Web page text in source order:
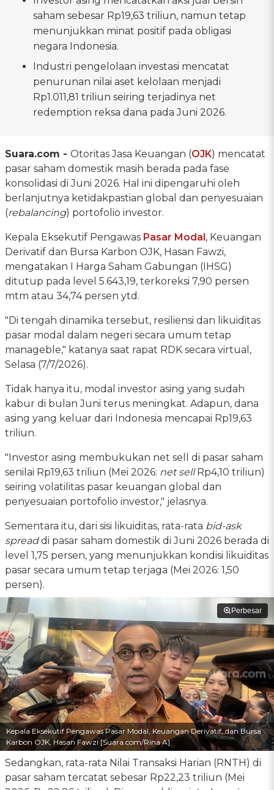
saham sebesar Rp19,63 triliun, namun tetap
menunjukkan minat positif pada obligasi
negara Indonesia.
Industri pengelolaan investasi mencatat
penurunan nilai aset kelolaan menjadi
Rp1.011,81 triliun seiring terjadinya net
redemption reksa dana pada Juni 2026.
Suara.com - Otoritas Jasa Keuangan (OJK) mencatat
pasar saham domestik masih berada pada fase
konsolidasi di Juni 2026. Hal ini dipengaruhi oleh
berlanjutnya ketidakpastian global dan penyesuaian
(rebalancing) portofolio investor.
Kepala Eksekutif Pengawas Pasar Modal, Keuangan
Derivatif dan Bursa Karbon OJK, Hasan Fawzi,
mengatakan I Harga Saham Gabungan (IHSG)
ditutup pada level 5.643,19, terkoreksi 7,90 persen
mtm atau 34,74 persen ytd.
"Di tengah dinamika tersebut, resiliensi dan likuiditas
pasar modal dalam negeri secara umum tetap
manageble," katanya saat rapat RDK secara virtual,
Selasa (7/7/2026).
Tidak hanya itu, modal investor asing yang sudah
kabur di bulan Juni terus meningkat. Adapun, dana
asing yang keluar dari Indonesia mencapai Rp19,63
triliun.
"Investor asing membukukan net sell di pasar saham
senilai Rp19,63 triliun (Mei 2026: net sellRp4,10 triliun)
seiring volatilitas pasar keuangan global dan
penyesuaian portofolio investor," jelasnya.
Sementara itu, dari sisi likuiditas, rata-rata bid-ask
spreaddi pasar saham domestik di Juni 2026 berada di
level 1,75 persen, yang menunjukkan kondisi likuiditas
pasar secara umum tetap terjaga (Mei 2026: 1,50
persen).
Perbesar
Kepala Eksekutif Pengawas Pasar Modal, Keuangan Derivatif, dan Bursa
Karbon OJK, Hasan Fawzi [Suara.com/Rina A]
Sedangkan, rata-rata Nilai Transaksi Harian (RNTH) di
pasar saham tercatat sebesar Rp22,23 triliun (Mei